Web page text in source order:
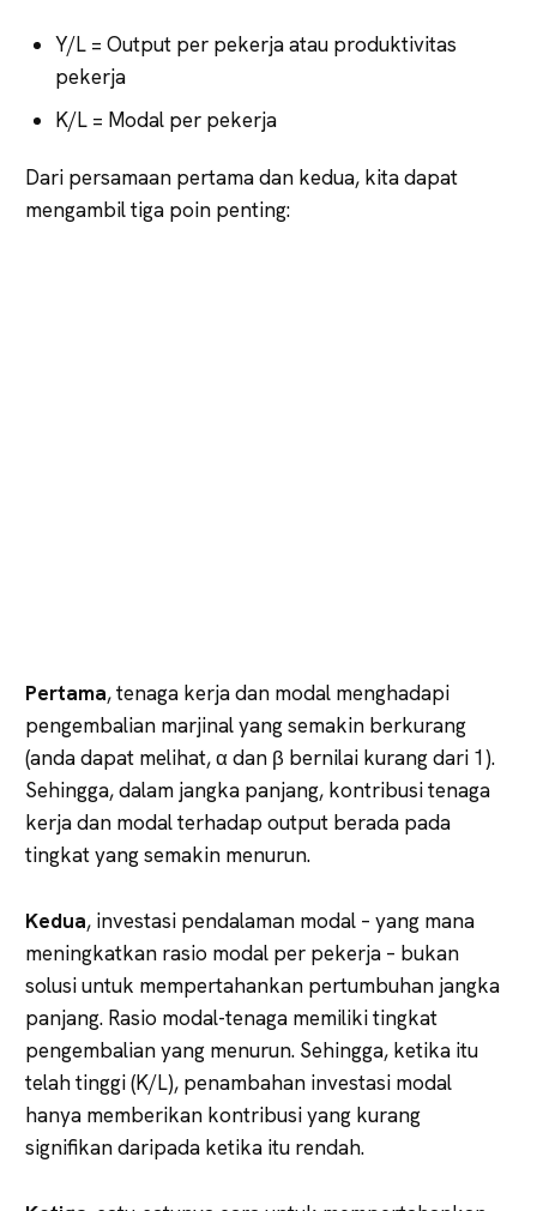
Y/L = Output per pekerja atau produktivitas
pekerja
K/L = Modal per pekerja
Dari persamaan pertama dan kedua, kita dapat
mengambil tiga poin penting:
Pertama, tenaga kerja dan modal menghadapi
pengembalian marjinal yang semakin berkurang
(anda dapat melihat, α dan β bernilai kurang dari 1).
Sehingga, dalam jangka panjang, kontribusi tenaga
kerja dan modal terhadap output berada pada
tingkat yang semakin menurun.
Kedua, investasi pendalaman modal – yang mana
meningkatkan rasio modal per pekerja – bukan
solusi untuk mempertahankan pertumbuhan jangka
panjang. Rasio modal-tenaga memiliki tingkat
pengembalian yang menurun. Sehingga, ketika itu
telah tinggi (K/L), penambahan investasi modal
hanya memberikan kontribusi yang kurang
signifikan daripada ketika itu rendah.